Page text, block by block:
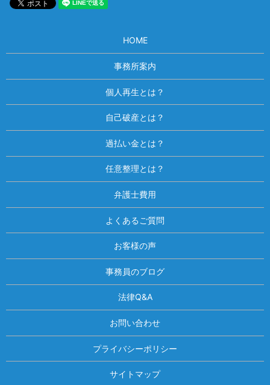
HOME
事務所案内
個人再生とは？
自己破産とは？
過払い金とは？
任意整理とは？
弁護士費用
よくあるご質問
お客様の声
事務員のブログ
法律Q&A
お問い合わせ
プライバシーポリシー
サイトマップ